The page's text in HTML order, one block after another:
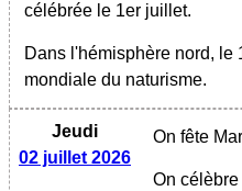
célébrée le 1er juillet.
Dans l'hémisphère nord, le
mondiale du naturisme.
Jeudi
02 juillet 2026
On fête
On